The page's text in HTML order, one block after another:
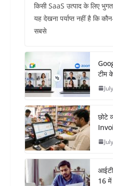
किसी SaaS उत्पाद के लिए
यह देखना पर्याप्त नहीं है कि
सबसे
टीम
छोटे
16